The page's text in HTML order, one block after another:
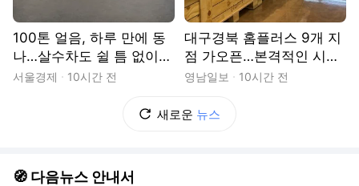
100톤 얼음, 하루 만에 동
나…살수차도 쉴 틈 없이
달린다 [르포]
서울경제 10시간 전
대구경북 홈플러스 9개 지
점 가오픈…본격적인 시험
대 올랐다
영남일보 10시간 전
새로운 뉴스
🧭 다음뉴스 안내서